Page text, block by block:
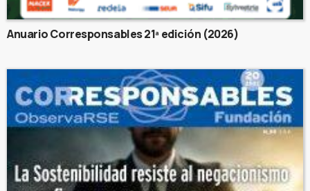
Anuario Corresponsables 21ª edición (2026)